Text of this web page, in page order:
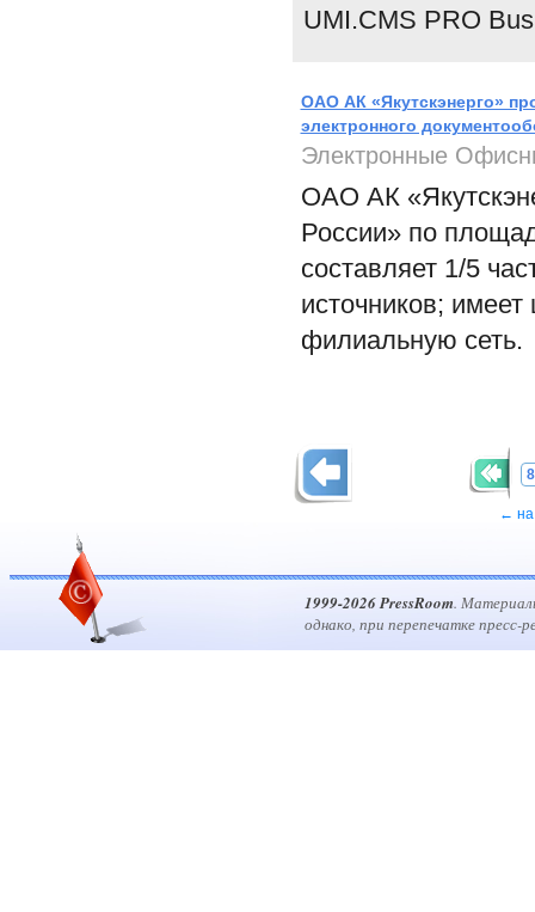
UMI.CMS PRO
ОАО АК «Якутскэнерго»
электронного
Электронные
ОАО АК
России» по
составляет 1/5
источников;
филиальную сеть.
← на
1999-2026 PressRoom.
однако, при перепечатке пресс-